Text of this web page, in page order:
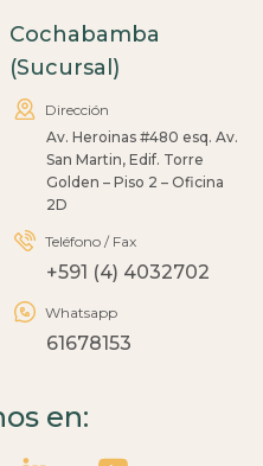
Cochabamba
(Sucursal)
Dirección
Av. Heroinas #480 esq. Av.
San Martin, Edif. Torre
Golden – Piso 2 – Oficina
2D
Teléfono / Fax
+591 (4) 4032702
Whatsapp
61678153
en: